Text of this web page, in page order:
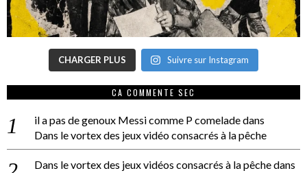
CHARGER PLUS Suivre sur Instagram
CA COMMENTE SEC
il a pas de genoux Messi comme P comeladedans
Dans le vortex des jeux vidéo consacrés à la pêche
Dans le vortex des jeux vidéos consacrés à la pêchedans